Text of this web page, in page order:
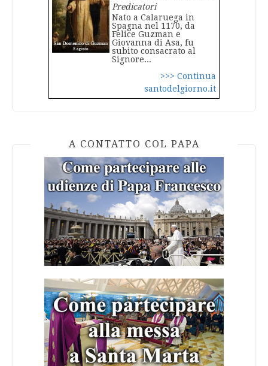
Predicatori
Nato a Calaruega in
Spagna nel 1170, da
Felice Guzman e
Giovanna di Asa, fu
subito consacrato al
Signore...
>>> Continua
santodelgiorno.it
A CONTATTO COL PAPA